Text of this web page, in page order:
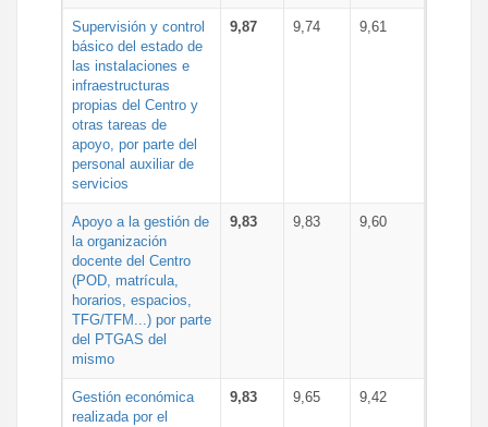
Supervisión y control
básico del estado de
las instalaciones e
infraestructuras
propias del Centro y
otras tareas de
apoyo, por parte del
personal auxiliar de
servicios
9,87 9,74 9,61
Apoyo a la gestión de
la organización
docente del Centro
(POD, matrícula,
horarios, espacios,
TFG/TFM...) por parte
del PTGAS del
mismo
9,83 9,83 9,60
Gestión económica
realizada por el
9,83 9,65 9,42